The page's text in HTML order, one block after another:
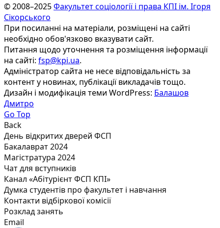
© 2008–2025Факультет соціології і права КПІ ім. Ігоря
Сікорського
При посиланні на матеріали, розміщені на сайті
необхідно обов'язково вказувати сайт.
Питання щодо уточнення та розміщення інформації
на сайті: fsp@kpi.ua.
Адміністратор сайта не несе відповідальність за
контент у новинах, публікації викладачів тощо.
Дизайн і модифікація теми WordPress: Балашов
Дмитро
Go Top
Back
День відкритих дверей ФСП
Бакалаврат 2024
Магістратура 2024
Чат для вступників
Канал «Абітурієнт ФСП КПІ»
Думка студентів про факультет і навчання
Контакти відбіркової комісії
Розклад занять
Email